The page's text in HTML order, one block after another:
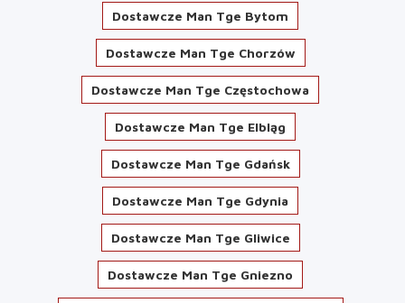
Dostawcze Man Tge Bytom
Dostawcze Man Tge Chorzów
Dostawcze Man Tge Częstochowa
Dostawcze Man Tge Elbląg
Dostawcze Man Tge Gdańsk
Dostawcze Man Tge Gdynia
Dostawcze Man Tge Gliwice
Dostawcze Man Tge Gniezno